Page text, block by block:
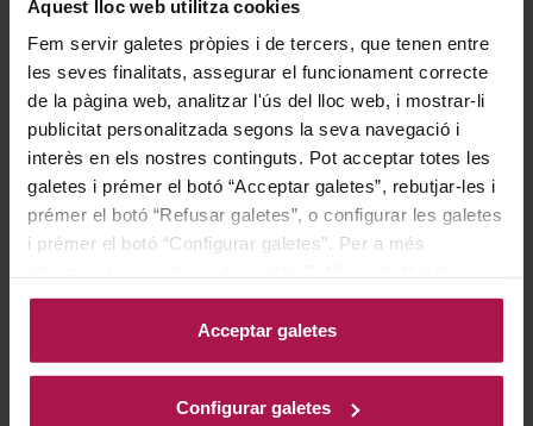
Aquest lloc web utilitza cookies
Fem servir galetes pròpies i de tercers, que tenen entre
les seves finalitats, assegurar el funcionament correcte
de la pàgina web, analitzar l'ús del lloc web, i mostrar-li
publicitat personalitzada segons la seva navegació i
interès en els nostres continguts. Pot acceptar totes les
galetes i prémer el botó “Acceptar galetes”, rebutjar-les i
prémer el botó “Refusar galetes”, o configurar les galetes
i prémer el botó “Configurar galetes”. Per a més
Acceptar galetes
Configurar galetes
Perfecte per acompanyar peixos al forn, marisc fresc,
arrossos cremosos i carns blanques amb salses suaus,
destaca també amb formatges de pasta tova o de
cabra i plats de cuina asiàtica com sushi o sashimi. La
seva versatilitat i equilibri realcen tant sabors delicats
gaudir d’una experiència gastronòmica completa i